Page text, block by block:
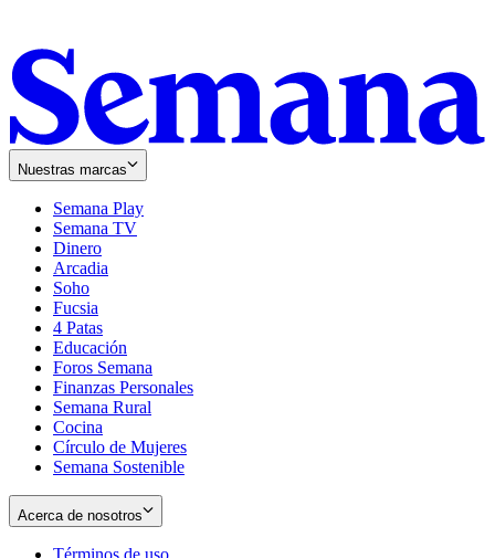
Nuestras marcas
Semana Play
Semana TV
Dinero
Arcadia
Soho
in
new
window
Fucsia
in
new
window
4 Patas
Educación
Foros Semana
Finanzas Personales
Semana Rural
Cocina
Círculo de Mujeres
Semana Sostenible
Acerca de nosotros
Términos de uso